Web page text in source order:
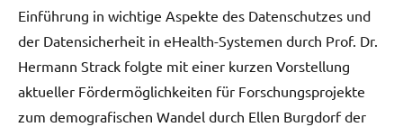
Einführung in wichtige Aspekte des Datenschutzes und
der Datensicherheit in eHealth-Systemen durch Prof. Dr.
Hermann Strack folgte mit einer kurzen Vorstellung
aktueller Fördermöglichkeiten für Forschungsprojekte
zum demografischen Wandel durch Ellen Burgdorf der